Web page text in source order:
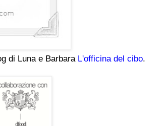
di Luna e Barbara L'officina del cibo